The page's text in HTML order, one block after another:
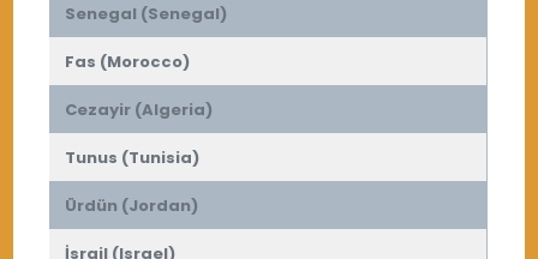
Senegal (Senegal)
Fas (Morocco)
Cezayir (Algeria)
Tunus (Tunisia)
Ürdün (Jordan)
İsrail (Israel)